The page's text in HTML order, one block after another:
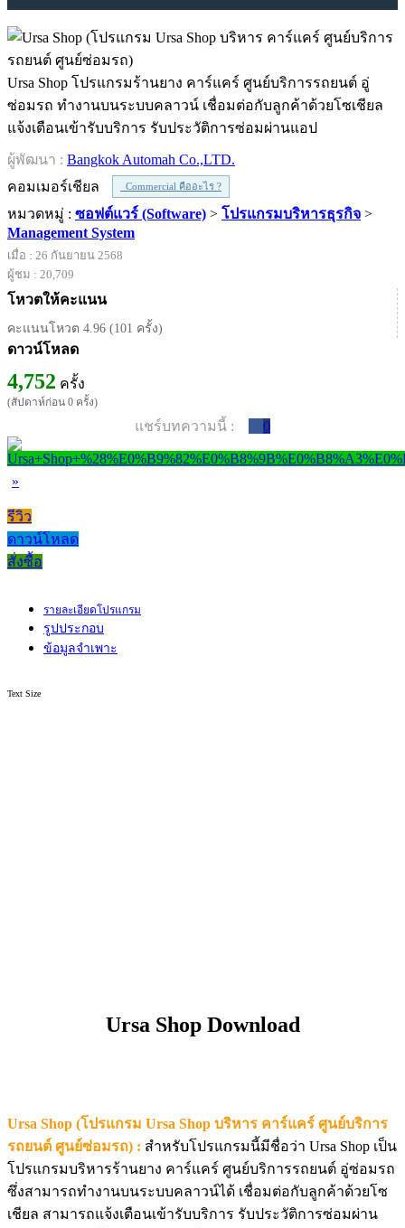
Ursa Shop โปรแกรมร้านยาง คาร์แคร์ ศูนย์บริการรถยนต์ อู่
ซ่อมรถ ทำงานบนระบบคลาวน์ เชื่อมต่อกับลูกค้าด้วยโซเชียล
แจ้งเตือนเข้ารับบริการ รับประวัติการซ่อมผ่านแอป
ผู้พัฒนา : Bangkok Automah Co.,LTD.
คอมเมอร์เชียล
Commercial คืออะไร ?
หมวดหมู่ : ซอฟต์แวร์ (Software) > โปรแกรมบริหารธุรกิจ >
Management System
เมื่อ : 26 กันยายน 2568
ผู้ชม : 20,709
โหวตให้คะแนน
คะแนนโหวต 4.96 (101 ครั้ง)
ดาวน์โหลด
4,752 ครั้ง
(สัปดาห์ก่อน 0 ครั้ง)
แชร์บทความนี้ : 0
»
รีวิว
ดาวน์โหลด
สั่งซื้อ
รายละเอียดโปรแกรม
รูปประกอบ
ข้อมูลจำเพาะ
Text Size
Ursa Shop Download
Ursa Shop (โปรแกรม Ursa Shop บริหาร คาร์แคร์ ศูนย์บริการ
รถยนต์ ศูนย์ซ่อมรถ) : สำหรับโปรแกรมนี้มีชื่อว่า Ursa Shop เป็น
โปรแกรมบริหารร้านยาง คาร์แคร์ ศูนย์บริการรถยนต์ อู่ซ่อมรถ
ซึ่งสามารถทำงานบนระบบคลาวน์ได้ เชื่อมต่อกับลูกค้าด้วยโซ
เชียล สามารถแจ้งเตือนเข้ารับบริการ รับประวัติการซ่อมผ่าน